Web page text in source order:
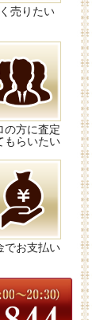
売りたい
の方に査定
もらいたい
でお支払い